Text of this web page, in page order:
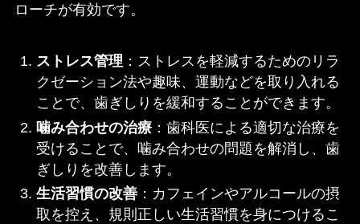
ローチが有効です。
ストレス管理 ：ストレスを軽減するためのリラ
クゼーション法や趣味、運動などを取り入れる
ことで、歯ぎしりを緩和することができます。
噛み合わせの治療：歯科医による適切な治療を
受けることで、噛み合わせの問題を解消し、歯
ぎしりを改善します。
生活習慣の改善：カフェインやアルコールの摂
取を控え、規則正しい生活習慣を身につけるこ